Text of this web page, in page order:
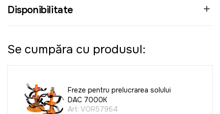
Disponibilitate
Se cumpăra cu produsul:
Freze pentru prelucrarea solului
DAC 7000K
Art: VOR57964